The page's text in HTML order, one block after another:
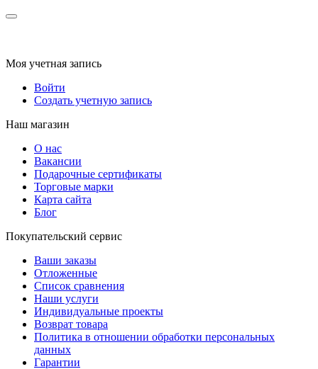
Моя учетная запись
Войти
Создать учетную запись
Наш магазин
О нас
Вакансии
Подарочные сертификаты
Торговые марки
Карта сайта
Блог
Покупательский сервис
Ваши заказы
Отложенные
Список сравнения
Наши услуги
Индивидуальные проекты
Возврат товара
Политика в отношении обработки персональных
данных
Гарантии